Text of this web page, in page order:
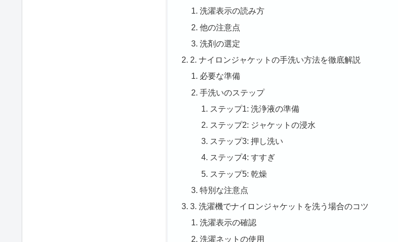
洗濯表示の読み方
他の注意点
洗剤の選定
2. ナイロンジャケットの手洗い方法を徹底解説
必要な準備
手洗いのステップ
ステップ1: 洗浄液の準備
ステップ2: ジャケットの浸水
ステップ3: 押し洗い
ステップ4: すすぎ
ステップ5: 乾燥
特別な注意点
3. 洗濯機でナイロンジャケットを洗う場合のコツ
洗濯表示の確認
洗濯ネットの使用